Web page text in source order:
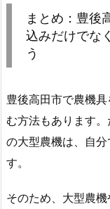
まとめ：豊後
込みだけでな
う
豊後高田市で農機
む方法もあります
の大型農機は、自
す。
そのため、大型農